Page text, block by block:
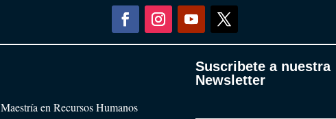
Maestría en Recursos Humanos
Suscribete a nuestra
Newsletter